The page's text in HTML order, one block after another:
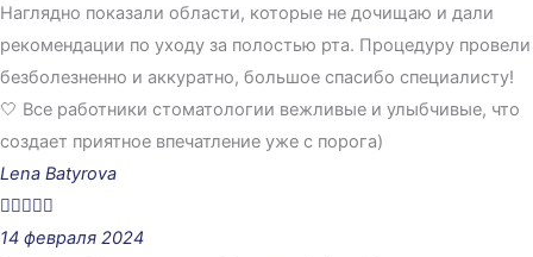
Наглядно показали области, которые не дочищаю и дали
рекомендации по уходу за полостью рта. Процедуру провели
безболезненно и аккуратно, большое спасибо специалисту!
🤍 Все работники стоматологии вежливые и улыбчивые, что
создает приятное впечатление уже с порога)
Lena Batyrova

14 февраля 2024